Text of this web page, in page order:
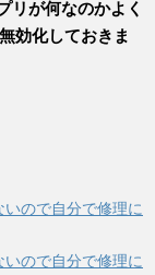
リが何なのかよく
効化しておきま
ので自分で修理に
ので自分で修理に